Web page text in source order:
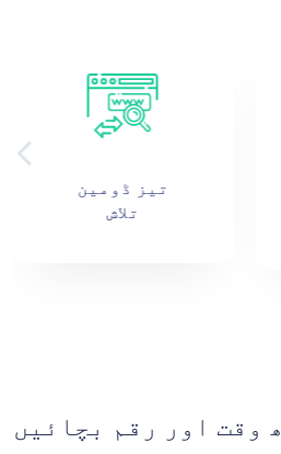
آن لائن ڈومین/